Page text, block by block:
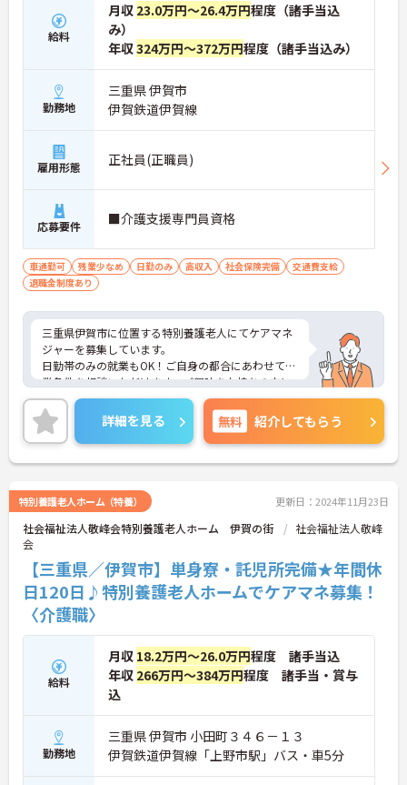
給料
月収 23.0万円～26.4万円程度（諸手当込
み）
年収324万円～372万円程度（諸手当込み）
勤務地
三重県 伊賀市
伊賀鉄道伊賀線
雇用形態 正社員(正職員)
応募要件 ■介護支援専門員資格
車通勤可 残業少なめ 日勤のみ 高収入 社会保険完備
交通費支給
退職金制度あり
三重県伊賀市に位置する特別養護老人にてケアマネ
ジャーを募集しています。
日勤帯のみの就業もOK！ご自身の都合にあわせて就
業条件を相談いただけます。ご興味をお持ちの方に
は詳細の情報や面接のポイントをお伝えしますので
お気軽にお問い合わせくださいませ。
詳細を見る 無料 紹介してもらう
特別養護老人ホーム（特養） 更新日：2024年11月23日
社会福祉法人敬峰会特別養護老人ホーム 伊賀の街
社会福祉法人敬峰
会
【三重県／伊賀市】単身寮・託児所完備★年間休
日120日♪特別養護老人ホームでケアマネ募集！
〈介護職〉
給料
月収 18.2万円～26.0万円程度 諸手当込
年収 266万円～384万円程度 諸手当・賞与
込
勤務地
三重県 伊賀市 小田町３４６－１３
伊賀鉄道伊賀線「上野市駅」バス・車5分